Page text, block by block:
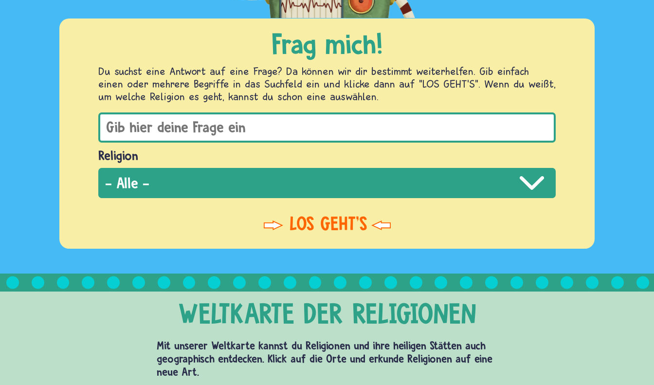
Frag mich!
Du suchst eine Antwort auf eine Frage? Da können wir dir bestimmt weiterhelfen. Gib einfach
einen oder mehrere Begriffe in das Suchfeld ein und klicke dann auf "LOS GEHT'S". Wenn du weißt,
um welche Religion es geht, kannst du schon eine auswählen.
Religion
Mit unserer Weltkarte kannst du Religionen und ihre heiligen Stätten auch
geographisch entdecken. Klick auf die Orte und erkunde Religionen auf eine
neue Art.